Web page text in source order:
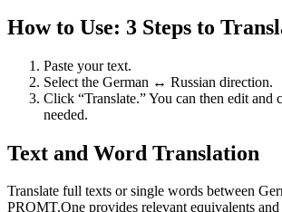
How to Use: 3 Steps to
Paste your text.
Select the German ↔ Russian direction.
Click “Translate.” You can then edit and
needed.
Text and Word Translation
Translate full texts or single words between
PROMT.One provides relevant equivalents